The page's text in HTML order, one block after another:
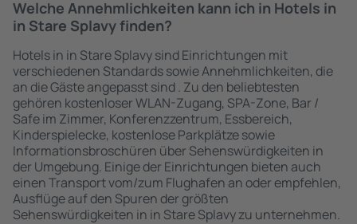
Welche Annehmlichkeiten kann ich in Hotels in
in Stare Splavy finden?
Hotels in in Stare Splavy sind Einrichtungen mit
verschiedenen Standards sowie Annehmlichkeiten, die
an die Gäste angepasst sind . Zu den beliebtesten
gehören kostenloser WLAN-Zugang, SPA-Zone, Bar /
Safe im Zimmer, Konferenzzentrum, Essbereich,
Kinderspielecke, kostenlose Parkplätze sowie
Informationsbroschüren über Sehenswürdigkeiten in
der Umgebung. Einige der Einrichtungen bieten auch
einen Transport vom/zum Flughafen an oder empfehlen,
Ausflüge auf den Spuren der größten
Sehenswürdigkeiten in in Stare Splavy zu unternehmen.